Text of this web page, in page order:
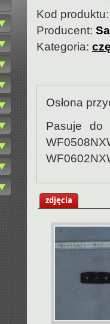
Kod
Producent:
Kategoria:
Osłona
Pasuje do
zdjęcia